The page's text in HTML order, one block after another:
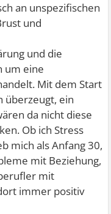
an unspezifischen
und
und die
um eine
Mit dem Start
überzeugt, ein
da nicht diese
Ob ich Stress
mich als Anfang 30,
mit Beziehung,
mit
immer positiv